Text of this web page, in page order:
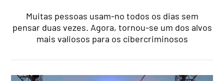
Muitas pessoas usam-no todos os dias sem
pensar duas vezes. Agora, tornou-se um dos alvos
mais valiosos para os cibercriminosos